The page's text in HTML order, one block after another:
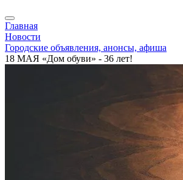
Главная
Новости
Городские объявления, анонсы, афиша
18 МАЯ «Дом обуви» - 36 лет!